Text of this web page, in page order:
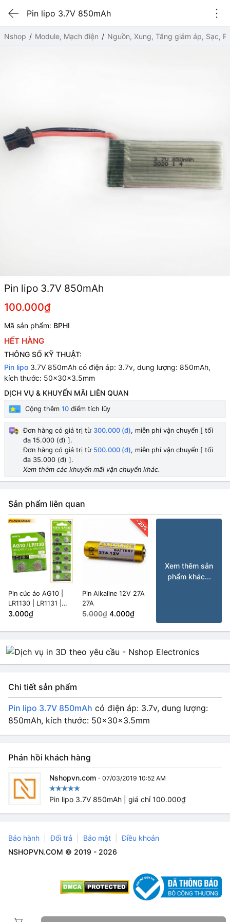
Pin lipo 3.7V 850mAh
Nshop Module, Mạch điện Nguồn, Xung, Tăng giảm áp, Sạc,
Pin lipo 3.7V 850mAh
100.000₫
Mã sản phẩm: BPHI
HẾT HÀNG
THÔNG SỐ KỸ THUẬT:
Pin lipo 3.7V 850mAh có điện áp: 3.7v, dung lượng: 850mAh,
kích thước: 50x30x3.5mm
DỊCH VỤ & KHUYẾN MÃI LIÊN QUAN
Cộng thêm 10 điểm tích lũy
Đơn hàng có giá trị từ 300.000 (đ), miễn phí vận chuyển [ tối
đa 15.000 (đ) ].
Đơn hàng có giá trị từ 500.000 (đ), miễn phí vận chuyển [ tối
đa 35.000 (đ) ].
Xem thêm các khuyến mãi vận chuyển khác.
Sản phẩm liên quan
Pin cúc áo AG10 |
LR1130 | LR1131 |
LR54 | 389 điện áp
3.000₫
-20%
Pin Alkaline 12V 27A
27A
5.000₫ 4.000₫
Xem thêm sản
phẩm khác...
Chi tiết sản phẩm
Pin lipo 3.7V 850mAh có điện áp: 3.7v, dung lượng:
850mAh, kích thước: 50x30x3.5mm
Phản hồi khách hàng
Nshopvn.com · 07/03/2019 10:52 AM
Pin lipo 3.7V 850mAh | giá chỉ 100.000₫
Bảo hành Đổi trả Bảo mật
Điều khoản
NSHOPVN.COM © 2019 - 2026